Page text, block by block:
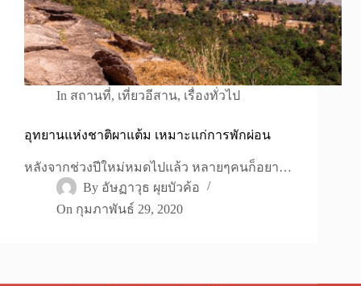
In สถานที่, เที่ยวอีสาน, เรื่องทั่วไป
อุทยานแห่งชาติผาแต้ม เหมาะแก่การพักผ่อน
หลังจากช่วงปีใหม่หมดไปแล้ว หลายๆคนก็อยา…
By อัษฏาวุธ ผุยบัวค้อ
On กุมภาพันธ์ 29, 2020